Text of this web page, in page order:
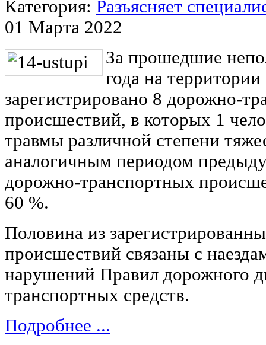
Категория: Разъясняет
01 Марта 2022
За прошедшие
года на
зарегистрировано 8 дорожно-
происшествий, в которых 1
травмы различной степени
аналогичным периодом
дорожно-транспортных
60 %.
Половина из
происшествий связаны с
нарушений Правил дорожного
транспортных средств.
Подробнее ...